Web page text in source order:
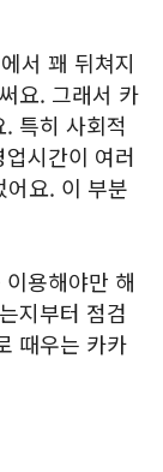
서 꽤 뒤쳐지
요. 그래서 카
특히 사회적
시간이 여러
요. 이 부분
용해야만 해
지부터 점검
때우는 카카